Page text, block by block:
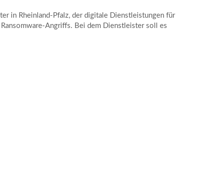
in Rheinland-Pfalz, der digitale Dienstleistungen für
Angriffs. Bei dem Dienstleister soll es